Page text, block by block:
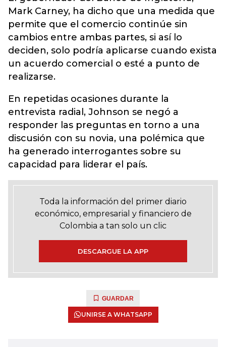
Mark Carney, ha dicho que una medida que
permite que el comercio continúe sin
cambios entre ambas partes, si así lo
deciden, solo podría aplicarse cuando exista
un acuerdo comercial o esté a punto de
realizarse.
En repetidas ocasiones durante la
entrevista radial, Johnson se negó a
responder las preguntas en torno a una
discusión con su novia, una polémica que
ha generado interrogantes sobre su
capacidad para liderar el país.
Toda la información del primer diario
económico, empresarial y financiero de
Colombia a tan solo un clic
DESCARGUE LA APP
GUARDAR
UNIRSE A WHATSAPP